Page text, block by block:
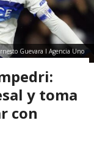
Guevara I Agencia Uno
y toma
con